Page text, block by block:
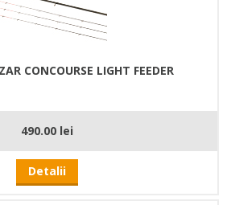
CONCOURSE LIGHT FEEDER
490.00 lei
Detalii